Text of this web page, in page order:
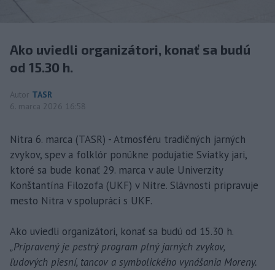
Ako uviedli organizátori, konať sa budú
od 15.30 h.
Autor TASR
6. marca 2026 16:58
Nitra 6. marca (TASR) - Atmosféru tradičných jarných
zvykov, spev a folklór ponúkne podujatie Sviatky jari,
ktoré sa bude konať 29. marca v aule Univerzity
Konštantína Filozofa (UKF) v Nitre. Slávnosti pripravuje
mesto Nitra v spolupráci s UKF.
Ako uviedli organizátori, konať sa budú od 15.30 h.
„Pripravený je pestrý program plný jarných zvykov,
ľudových piesní, tancov a symbolického vynášania Moreny.